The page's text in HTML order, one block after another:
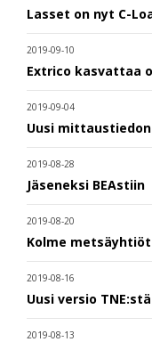
Lasset on nyt C-
2019-09-10
Extrico kasvattaa
2019-09-04
Uusi
2019-08-28
Jäseneksi BEAstiin
2019-08-20
Kolme
2019-08-16
Uusi versio TNE:stä
2019-08-13